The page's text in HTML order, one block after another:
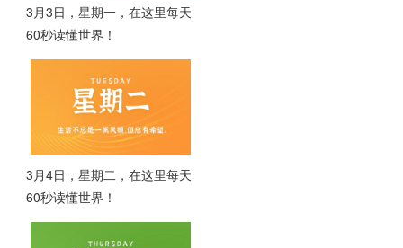
3月3日，星期一，在这里每天
60秒读懂世界！
3月4日，星期二，在这里每天
60秒读懂世界！